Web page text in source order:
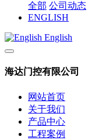
全部 公司动态
ENGLISH
English
海达门控有限公司
网站首页
关于我们
产品中心
工程案例